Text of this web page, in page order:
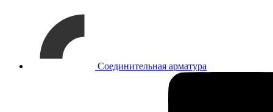
Соединительная арматура